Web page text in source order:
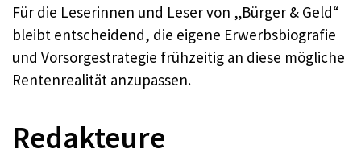
Für die Leserinnen und Leser von „Bürger & Geld“
bleibt entscheidend, die eigene Erwerbsbiografie
und Vorsorgestrategie frühzeitig an diese mögliche
Rentenrealität anzupassen.​
Redakteure